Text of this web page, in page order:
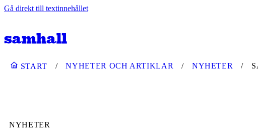
Gå direkt till textinnehållet
START NYHETER OCH ARTIKLAR NYHETER
NYHETER